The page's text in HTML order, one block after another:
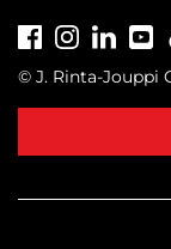
FacebookInstagram
© J. Rinta-Jouppi